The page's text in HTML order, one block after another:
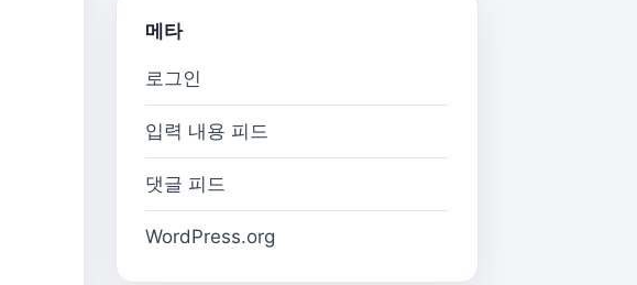
메타
로그인
입력 내용 피드
댓글 피드
WordPress.org